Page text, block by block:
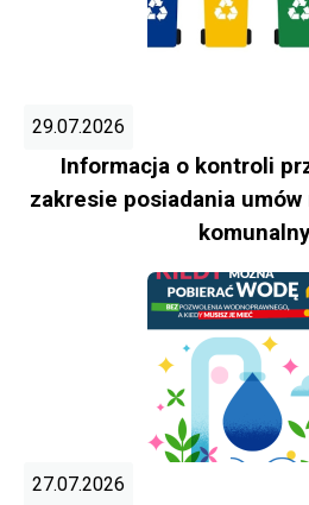
29.07.2026
Informacja o kontroli
zakresie posiadania
27.07.2026